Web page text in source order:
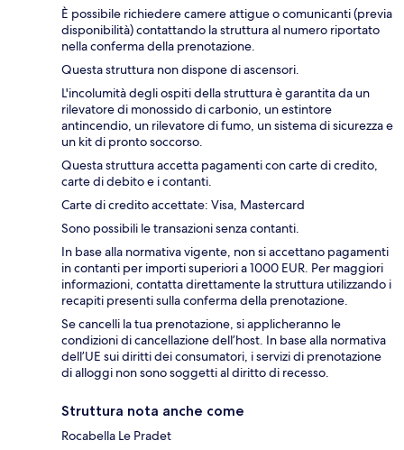
È possibile richiedere camere attigue o comunicanti (previa
disponibilità) contattando la struttura al numero riportato
nella conferma della prenotazione.
Questa struttura non dispone di ascensori.
L'incolumità degli ospiti della struttura è garantita da un
rilevatore di monossido di carbonio, un estintore
antincendio, un rilevatore di fumo, un sistema di sicurezza e
un kit di pronto soccorso.
Questa struttura accetta pagamenti con carte di credito,
carte di debito e i contanti.
Carte di credito accettate: Visa, Mastercard
Sono possibili le transazioni senza contanti.
In base alla normativa vigente, non si accettano pagamenti
in contanti per importi superiori a 1000 EUR. Per maggiori
informazioni, contatta direttamente la struttura utilizzando i
recapiti presenti sulla conferma della prenotazione.
Se cancelli la tua prenotazione, si applicheranno le
condizioni di cancellazione dell’host. In base alla normativa
dell’UE sui diritti dei consumatori, i servizi di prenotazione
di alloggi non sono soggetti al diritto di recesso.
Struttura nota anche come
Rocabella Le Pradet